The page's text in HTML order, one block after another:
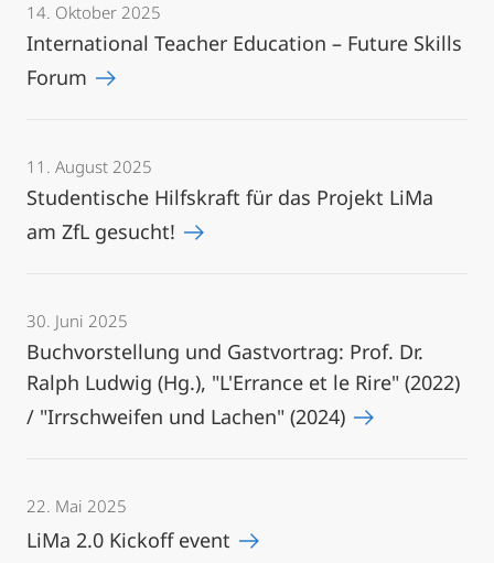
14. Oktober 2025
International Teacher Education – Future Skills
Forum
11. August 2025
Studentische Hilfskraft für das Projekt LiMa
am ZfL gesucht!
30. Juni 2025
Buchvorstellung und Gastvortrag: Prof. Dr.
Ralph Ludwig (Hg.), "L'Errance et le Rire" (2022)
/ "Irrschweifen und Lachen" (2024)
22. Mai 2025
LiMa 2.0 Kickoff event